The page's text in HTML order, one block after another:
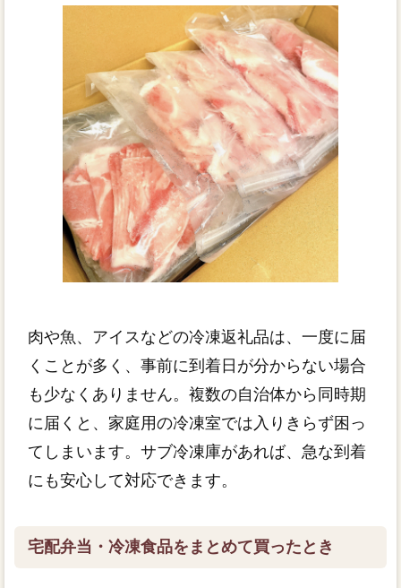
肉や魚、アイスなどの冷凍返礼品は、一度に届
くことが多く、事前に到着日が分からない場合
も少なくありません。複数の自治体から同時期
に届くと、家庭用の冷凍室では入りきらず困っ
てしまいます。サブ冷凍庫があれば、急な到着
にも安心して対応できます。
宅配弁当・冷凍食品をまとめて買ったとき